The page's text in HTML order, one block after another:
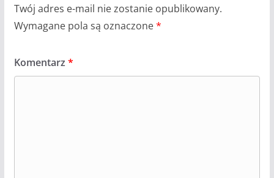
Twój adres e-mail nie zostanie opublikowany.
Wymagane pola są oznaczone*
Komentarz *